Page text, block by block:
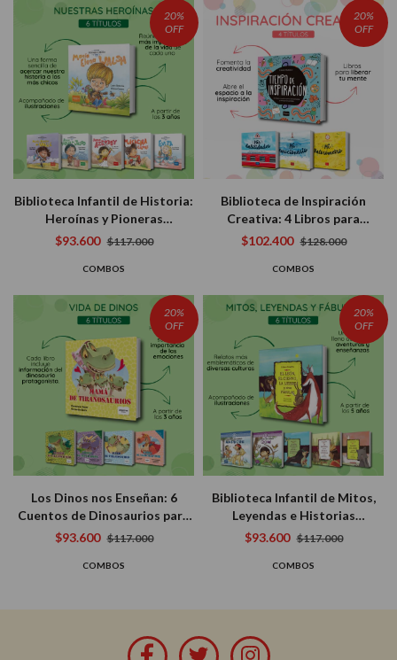
20%
OFF
Biblioteca Infantil de Historia:
Heroínas y Pioneras
Argentinas (Juana Azurduy,
más) (6 libros)
$93.600 $117.000
COMBOS
20%
OFF
Biblioteca de Inspiración
Creativa: 4 Libros para
Despertar el Artista que
$102.400 $128.000
COMBOS
20%
OFF
Los Dinos nos Enseñan: 6
Cuentos de Dinosaurios para
Desarrollar Habilidades en los
$93.600 $117.000
COMBOS
20%
OFF
Biblioteca Infantil de Mitos,
Leyendas e Historias
Fantásticas (6 libros)
$93.600 $117.000
COMBOS